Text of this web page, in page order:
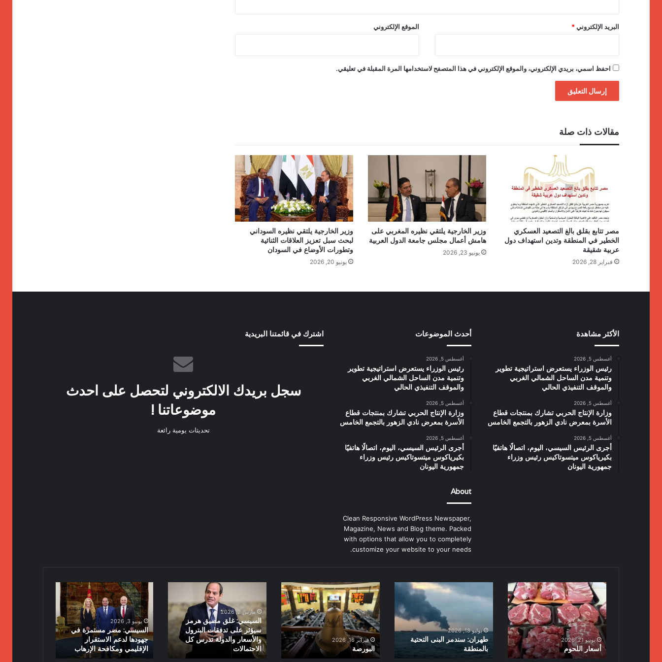
البريد الإلكتروني * الموقع الإلكتروني
احفظ اسمي، بريدي الإلكتروني، والموقع الإلكتروني في هذا المتصفح لاستخدامها المرة المقبلة في تعليقي.
مقالات ذات صلة
مصر تتابع بقلق بالغ التصعيد العسكري
الخطير في المنطقة وتدين استهداف دول
عربية شقيقة
فبراير 28, 2026
وزير الخارجية يلتقي نظيره المغربي على
هامش أعمال مجلس جامعة الدول العربية
يونيو 23, 2026
وزير الخارجية يلتقي نظيره السوداني
لبحث سبل تعزيز العلاقات الثنائية
وتطورات الأوضاع في السودان
يونيو 20, 2026
الأكثر مشاهدة
أغسطس 5, 2026
رئيس الوزراء يستعرض استراتيجية تطوير
وتنمية مدن الساحل الشمالي الغربي
والموقف التنفيذي الحالي
أغسطس 5, 2026
وزارة الإنتاج الحربي تشارك بمنتجات قطاع
الأسرة بمعرض نادي الزهور بالتجمع الخامس
أغسطس 5, 2026
أجرى الرئيس السيسي، اليوم، اتصالًا هاتفيًا
بكيرياكوس ميتسوتاكيس رئيس وزراء
جمهورية اليونان
أحدث الموضوعات
أغسطس 5, 2026
رئيس الوزراء يستعرض استراتيجية تطوير
وتنمية مدن الساحل الشمالي الغربي
والموقف التنفيذي الحالي
أغسطس 5, 2026
وزارة الإنتاج الحربي تشارك بمنتجات قطاع
الأسرة بمعرض نادي الزهور بالتجمع الخامس
أغسطس 5, 2026
أجرى الرئيس السيسي، اليوم، اتصالًا هاتفيًا
بكيرياكوس ميتسوتاكيس رئيس وزراء
جمهورية اليونان
About
Clean Responsive WordPress Newspaper,
Magazine, News and Blog theme. Packed
with options that allow you to completely
customize your website to your needs.
اشترك في قائمتنا البريدية
سجل بريدك الالكتروني لتحصل على احدث
موضوعاتنا !
تحديثات يومية رائعة
أسعار
اللحوم
يونيو 21, 2026
أسعار اللحوم
سندمر
بالمنطقة
يوليو 18, 2026
طهران: سندمر البنى التحتية
بالمنطقة
البورصة
فبراير 16, 2026
البورصة
مضيق
هرمز
سيؤثر
على
تدفقات
البترول
مارس 2, 2026
السيسي: غلق مضيق هرمز
سيؤثر على تدفقات البترول
والأسعار والدولة تدرس كل
الاحتمالات
السيسي:
مصر
مستمرة
في
جهودها
لدعم
الاستقرار
الإقليمي
يونيو 3, 2026
السيسي: مصر مستمرة في
جهودها لدعم الاستقرار
الإقليمي ومكافحة الإرهاب